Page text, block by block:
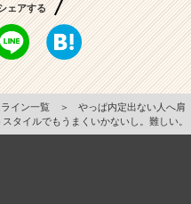
ェアする
イン一覧 ＞
やっぱ内定出ない人へ肩
タイルでもうまくいかないし。難しい。